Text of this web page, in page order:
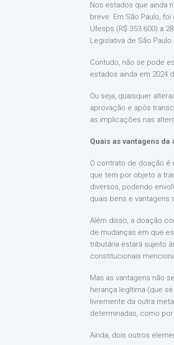
Nos estados que ainda
breve. Em São Paulo,
Ufesps (R$ 353.600) a
Legislativa de São Paulo.
Contudo, não se pode
estados ainda em 2024
Ou seja, quaisquer
aprovação e após
as implicações nas
Quais as vantagens
O contrato de doação é
que tem por objeto a
diversos, podendo
quais bens e vantagens
Além disso, a doação
de mudanças em que
tributária estará sujeito
constitucionais
Mas as vantagens não
herança legítima (que
livremente da outra
determinadas, como
Ainda, dois outros